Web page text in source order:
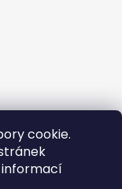
cookie.
informací
osobních údajů